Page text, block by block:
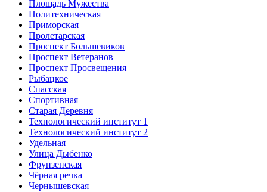
Площадь Мужества
Политехническая
Приморская
Пролетарская
Проспект Большевиков
Проспект Ветеранов
Проспект Просвещения
Рыбацкое
Спасская
Спортивная
Старая Деревня
Технологический институт 1
Технологический институт 2
Удельная
Улица Дыбенко
Фрунзенская
Чёрная речка
Чернышевская